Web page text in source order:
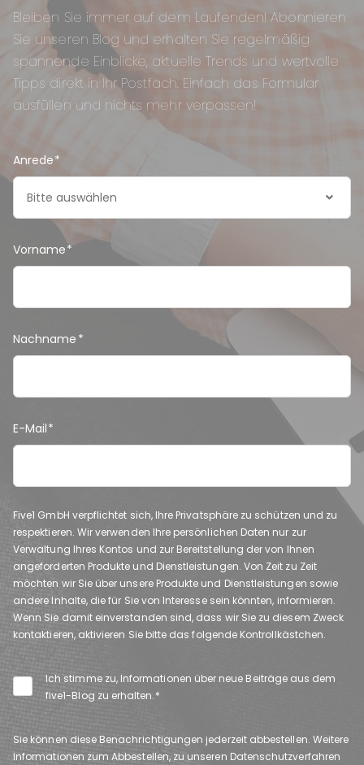
Bleiben Sie immer auf dem Laufenden! Abonnieren
Sie unseren Blog und erhalten Sie regelmäßig
spannende Einblicke, aktuelle Trends und wertvolle
Tipps direkt in Ihr Postfach. Einfach das Formular
ausfüllen und nichts mehr verpassen!
Anrede*
Bitte auswählen
Vorname*
Nachname *
E-Mail*
Five1 GmbH verpflichtet sich, Ihre Privatsphäre zu schützen und zu
respektieren. Wir verwenden Ihre persönlichen Daten nur zur
Verwaltung Ihres Kontos und zur Bereitstellung der von Ihnen
angeforderten Produkte und Dienstleistungen. Von Zeit zu Zeit
möchten wir Sie über unsere Produkte und Dienstleistungen sowie
andere Inhalte, die für Sie von Interesse sein könnten, informieren.
Wenn Sie damit einverstanden sind, dass wir Sie zu diesem Zweck
kontaktieren, aktivieren Sie bitte das folgende Kontrollkästchen.
Ich stimme zu, Informationen über neue Beiträge aus dem
five1-Blog zu erhalten.*
Sie können diese Benachrichtigungen jederzeit abbestellen. Weitere
Informationen zum Abbestellen, zu unseren Datenschutzverfahren